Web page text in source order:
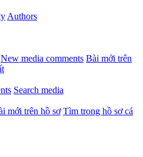
Authors
New media comments Bài mới trên
Search media
mới trên hồ sơ Tìm trong hồ sơ cá